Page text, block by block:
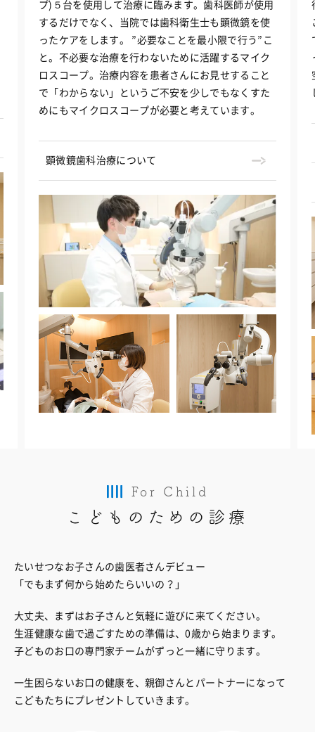
プ)５台を使用して治療に臨みます。歯科医師が使用
するだけでなく、当院では歯科衛生士も顕微鏡を使
ったケアをします。 ”必要なことを最小限で行う”こ
と。不必要な治療を行わないために活躍するマイク
ロスコープ。治療内容を患者さんにお見せすること
で「わからない」というご不安を少しでもなくすた
めにもマイクロスコープが必要と考えています。
顕微鏡歯科治療について
For Child
こどものための診療
たいせつなお子さんの歯医者さんデビュー
「でもまず何から始めたらいいの？」
大丈夫、まずはお子さんと気軽に遊びに来てください。
生涯健康な歯で過ごすための準備は、0歳から始まります。
子どものお口の専門家チームがずっと一緒に守ります。
一生困らないお口の健康を、親御さんとパートナーになって
こどもたちにプレゼントしていきます。